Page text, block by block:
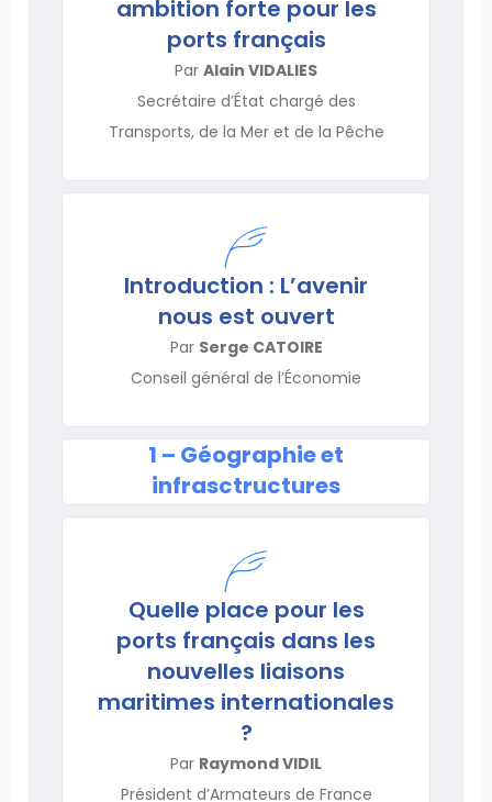
ambition forte pour les
ports français
Par Alain VIDALIES
Secrétaire d’État chargé des
Transports, de la Mer et de la Pêche
Introduction : L’avenir
nous est ouvert
Par Serge CATOIRE
Conseil général de l’Économie
1 – Géographie et
infrasctructures
Quelle place pour les
ports français dans les
nouvelles liaisons
maritimes internationales
?
Par Raymond VIDIL
Président d’Armateurs de France